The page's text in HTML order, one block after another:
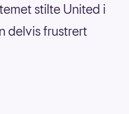
stilte United i
delvis frustrert